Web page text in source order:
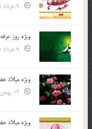
ویژه روز عرفه
ویژه میلاد
ویژه میلاد